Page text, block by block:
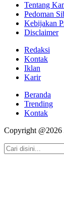
Tentang
Pedoman
Kebijakan
Disclaimer
Redaksi
Kontak
Iklan
Karir
Beranda
Trending
Kontak
Copyright @2026